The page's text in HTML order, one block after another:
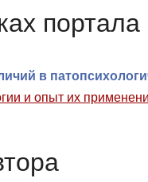
в
и опыт их